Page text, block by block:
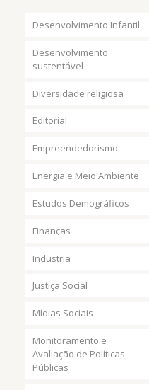
Desenvolvimento Infantil
Desenvolvimento
sustentável
Diversidade religiosa
Editorial
Empreendedorismo
Energia e Meio Ambiente
Estudos Demográficos
Finanças
Industria
Justiça Social
Mídias Sociais
Monitoramento e
Avaliação de Políticas
Públicas